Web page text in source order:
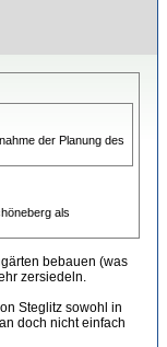
der Planung des
als
bebauen (was
zersiedeln.
Steglitz sowohl in
doch nicht einfach